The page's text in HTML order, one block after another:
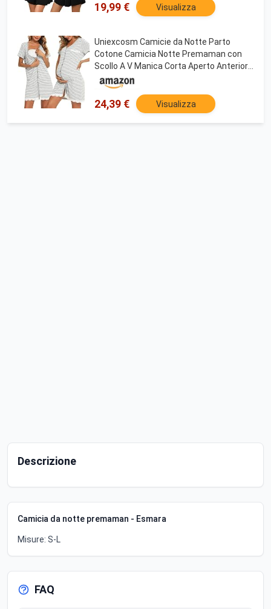
19,99 € Visualizza
Uniexcosm Camicie da Notte Parto
Cotone Camicia Notte Premaman con
Scollo A V Manica Corta Aperto Anteriore
Camicia da Notte Donne Gravidanza
Strisce Grigio Chiaro M
24,39 € Visualizza
Descrizione
Camicia da notte premaman - Esmara
Misure: S-L
FAQ